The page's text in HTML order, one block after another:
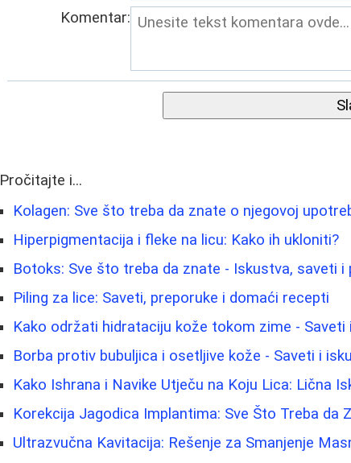
Komentar:
Pročitajte i...
Kolagen: Sve što treba da znate o njegovoj
Hiperpigmentacija i fleke na licu: Kako ih ukloniti?
Botoks: Sve što treba da znate - Iskustva, saveti i
Piling za lice: Saveti, preporuke i domaći recepti
Kako održati hidrataciju kože tokom zime - Saveti
Borbа protiv bubuljica i osetljive kože - Saveti i
Kako Ishrana i Navike Utječu na Koju Lica: Lična
Korekcija Jagodica Implantima: Sve Što Treba da
Ultrazvučna Kavitacija: Rešenje za Smanjenje